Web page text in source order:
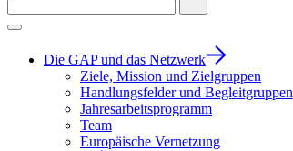
Die GAP und das Netzwerk
Ziele, Mission und Zielgruppen
Handlungsfelder und Begleitgruppen
Jahresarbeitsprogramm
Team
Europäische Vernetzung